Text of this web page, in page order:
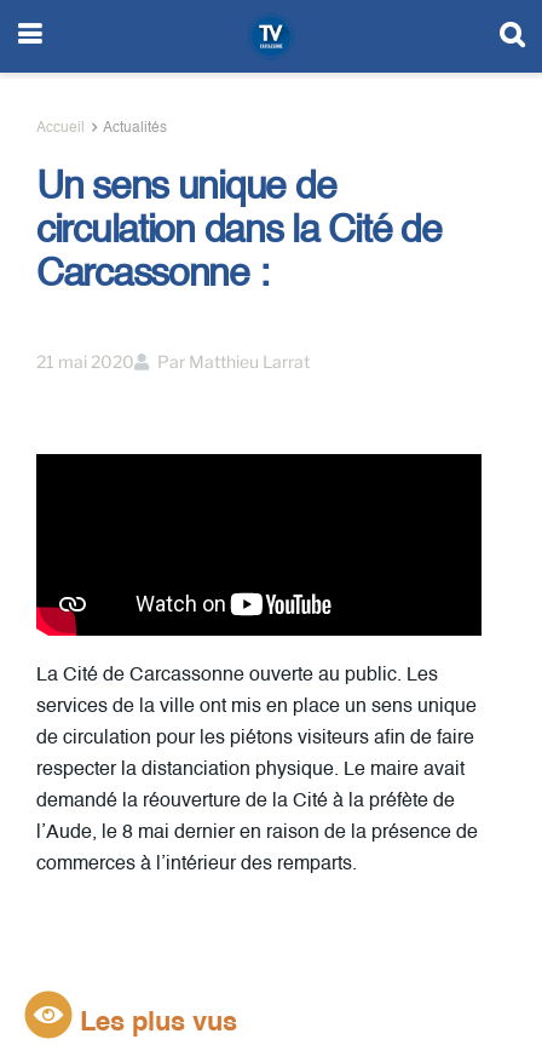
Accueil Actualités
Un sens unique de
circulation dans la Cité de
Carcassonne :
21 mai 2020 Par Matthieu Larrat
La Cité de Carcassonne ouverte au public. Les
services de la ville ont mis en place un sens unique
de circulation pour les piétons visiteurs afin de faire
respecter la distanciation physique. Le maire avait
demandé la réouverture de la Cité à la préfète de
l’Aude, le 8 mai dernier en raison de la présence de
commerces à l’intérieur des remparts.
Les plus vus